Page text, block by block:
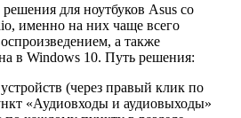
для ноутбуков Asus со
именно на них чаще всего
а также
в Windows 10. Путь решения:
(через правый клик по
«Аудиовходы и аудиовыходы»